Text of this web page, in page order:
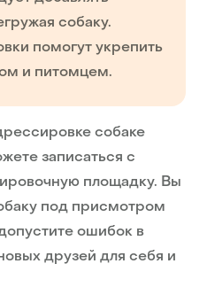
собаку.
помогут укрепить
и питомцем.
собаке
записаться с
площадку. Вы
под присмотром
ошибок в
друзей для себя и